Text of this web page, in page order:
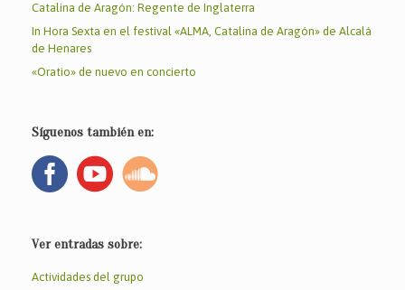
Catalina de Aragón: Regente de Inglaterra
In Hora Sexta en el festival «ALMA, Catalina de Aragón» de Alcalá
de Henares
«Oratio» de nuevo en concierto
Síguenos también en:
Ver entradas sobre:
Actividades del grupo